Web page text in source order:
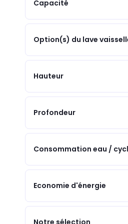
Capacité
Option(s) du lave
Hauteur
Profondeur
Consommation eau /
Economie d'énergie